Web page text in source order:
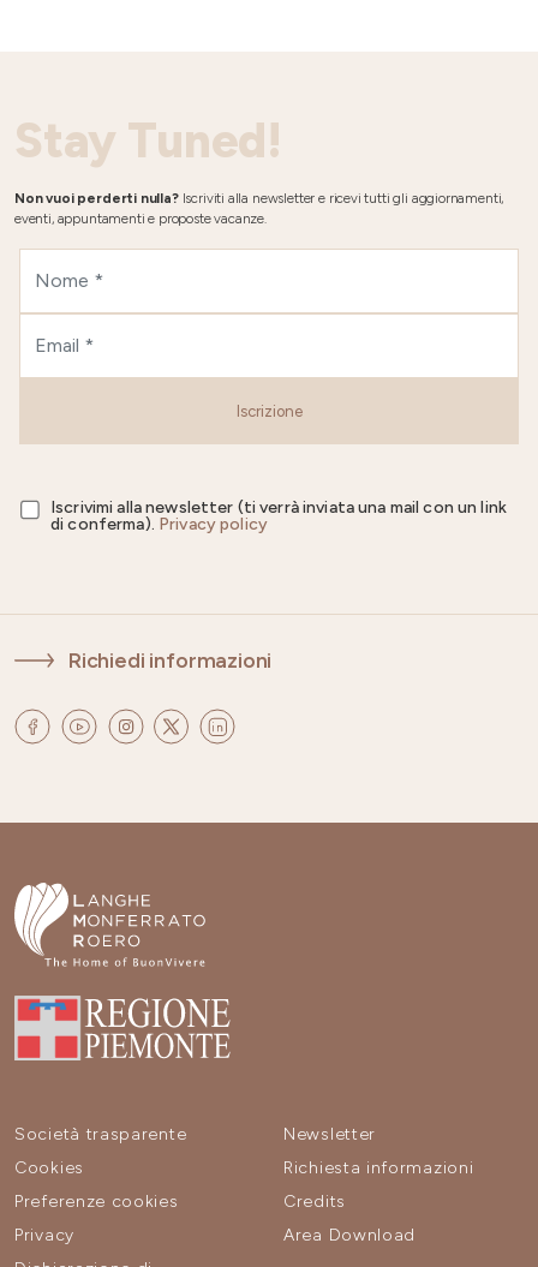
Stay Tuned!
Non vuoi perderti nulla?Iscriviti alla newsletter e ricevi tutti gli aggiornamenti,
eventi, appuntamenti e proposte vacanze.
Iscrizione
Iscrivimi alla newsletter (ti verrà inviata una mail con un link
di conferma). Privacy policy
Richiedi informazioni
Società trasparente
Cookies
Preferenze cookies
Privacy
Newsletter
Richiesta informazioni
Credits
Area Download